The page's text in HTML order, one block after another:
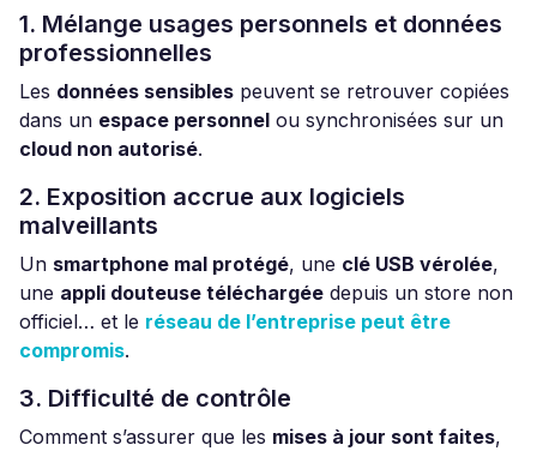
1. Mélange usages personnels et données
professionnelles
Les données sensibles peuvent se retrouver copiées
dans un espace personnel ou synchronisées sur un
cloud non autorisé.
2. Exposition accrue aux logiciels
malveillants
Un smartphone mal protégé, une clé USB vérolée,
une appli douteuse téléchargée depuis un store non
officiel… et le réseau de l’entreprise peut être
compromis.
3. Difficulté de contrôle
Comment s’assurer que les mises à jour sont faites,